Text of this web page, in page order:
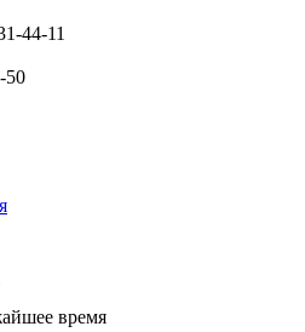
44-11
50
время